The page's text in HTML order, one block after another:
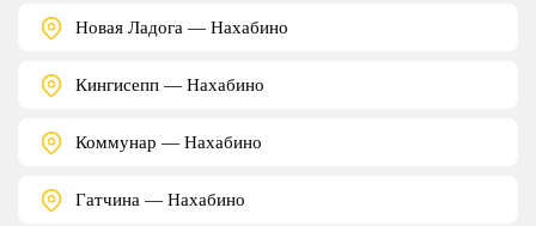
Новая Ладога — Нахабино
Кингисепп — Нахабино
Коммунар — Нахабино
Гатчина — Нахабино